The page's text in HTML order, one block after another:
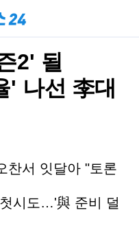
2' 될
' 나선 李대
찬서 잇달아 "토론
시도…'與 준비 덜